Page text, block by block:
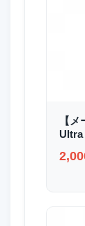
【
Ultra